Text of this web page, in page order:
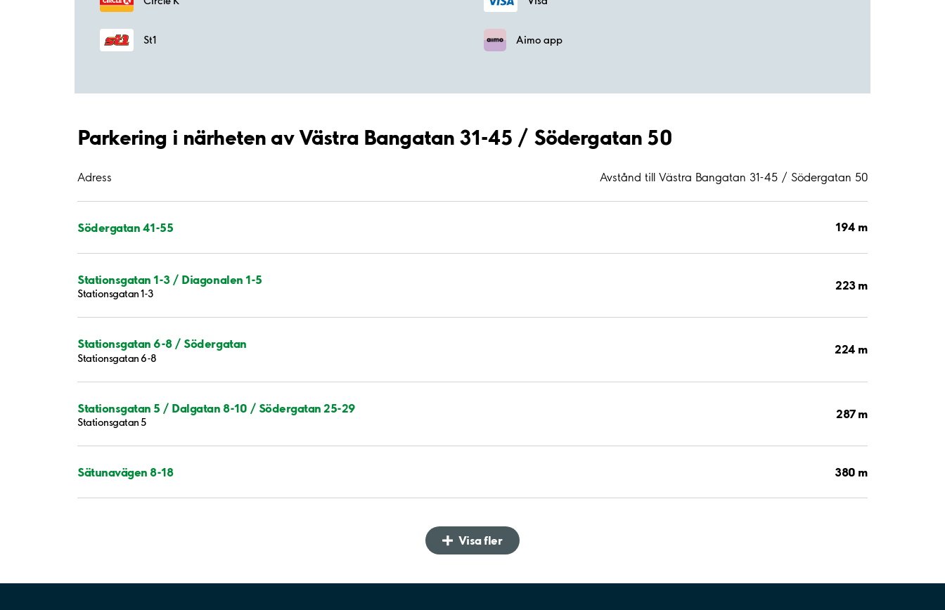
St1 Aimo app
Parkering i närheten av Västra Bangatan 31-45 / Södergatan 50
Adress Avstånd till Västra Bangatan 31-45 / Södergatan 50
Södergatan 41-55 194 m
Stationsgatan 1-3 / Diagonalen 1-5
Stationsgatan 1-3
223 m
Stationsgatan 6-8 / Södergatan
Stationsgatan 6-8
224 m
Stationsgatan 5 / Dalgatan 8-10 / Södergatan 25-29
Stationsgatan 5
287 m
Sätunavägen 8-18 380 m
Visa fler